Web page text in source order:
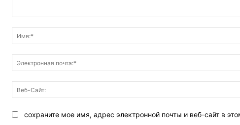
сохраните мое имя, адрес электронной почты и веб-сайт в